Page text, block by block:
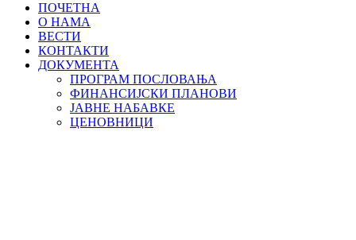
ПОЧЕТНА
О НАМА
ВЕСТИ
КОНТАКТИ
ДОКУМЕНТА
ПРОГРАМ ПОСЛОВАЊА
ФИНАНСИЈСКИ ПЛАНОВИ
ЈАВНЕ НАБАВКЕ
ЦЕНОВНИЦИ